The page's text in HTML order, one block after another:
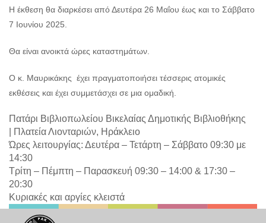
Η έκθεση θα διαρκέσει από Δευτέρα 26 Μαΐου έως και το Σάββατο
7 Ιουνίου 2025.
Θα είναι ανοικτά ώρες καταστημάτων.
Ο κ. Μαυρικάκης έχει πραγματοποιήσει τέσσερις ατομικές
εκθέσεις και έχει συμμετάσχει σε μια ομαδική.
Πατάρι Βιβλιοπωλείου Βικελαίας Δημοτικής Βιβλιοθήκης
Πλατεία Λιονταριών, Ηράκλειο
Ώρες λειτουργίας: Δευτέρα – Τετάρτη – Σάββατο 09:30 με
14:30
Τρίτη – Πέμπτη – Παρασκευή 09:30 – 14:00 & 17:30 –
20:30
Κυριακές και αργίες κλειστά